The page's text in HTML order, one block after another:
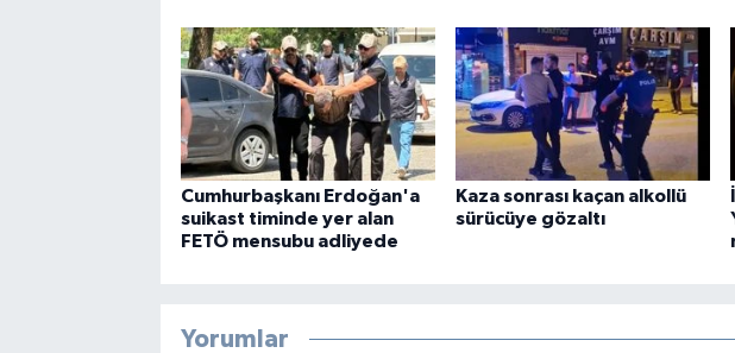
Cumhurbaşkanı Erdoğan'a
suikast timinde yer alan
FETÖ mensubu adliyede
Kaza sonrası kaçan alkollü
sürücüye gözaltı
Yorumlar